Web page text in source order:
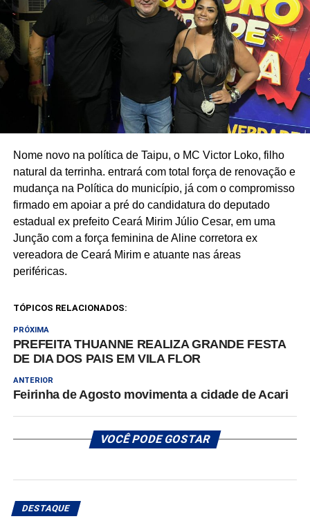
Nome novo na política de Taipu, o MC Victor Loko, filho
natural da terrinha. entrará com total força de renovação e
mudança na Política do município, já com o compromisso
firmado em apoiar a pré do candidatura do deputado
estadual ex prefeito Ceará Mirim Júlio Cesar, em uma
Junção com a força feminina de Aline corretora ex
vereadora de Ceará Mirim e atuante nas áreas
periféricas.
TÓPICOS RELACIONADOS:
PRÓXIMA
PREFEITA THUANNE REALIZA GRANDE FESTA
DE DIA DOS PAIS EM VILA FLOR
ANTERIOR
Feirinha de Agosto movimenta a cidade de Acari
VOCÊ PODE GOSTAR
DESTAQUE